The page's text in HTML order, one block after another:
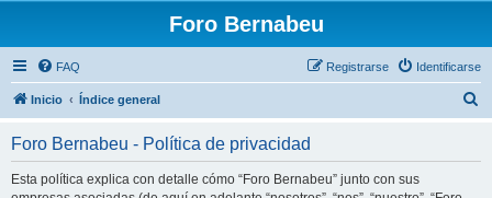
Foro Bernabeu
FAQ Identificarse
Registrarse
Inicio Índice general
Foro Bernabeu - Política de privacidad
Esta política explica con detalle cómo “Foro Bernabeu” junto con sus